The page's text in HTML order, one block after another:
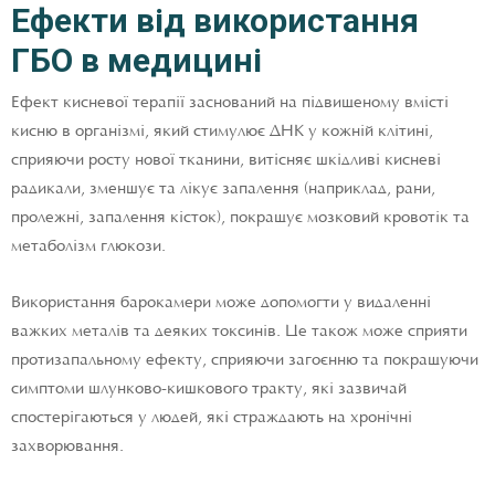
Ефекти від використання
ГБО в медицині
Ефект кисневої терапії заснований на підвищеному вмісті
кисню в організмі, який стимулює ДНК у кожній клітині,
сприяючи росту нової тканини, витісняє шкідливі кисневі
радикали, зменшує та лікує запалення (наприклад, рани,
пролежні, запалення кісток), покращує мозковий кровотік та
метаболізм глюкози.
Використання барокамери може допомогти у видаленні
важких металів та деяких токсинів. Це також може сприяти
протизапальному ефекту, сприяючи загоєнню та покращуючи
симптоми шлунково-кишкового тракту, які зазвичай
спостерігаються у людей, які страждають на хронічні
захворювання.